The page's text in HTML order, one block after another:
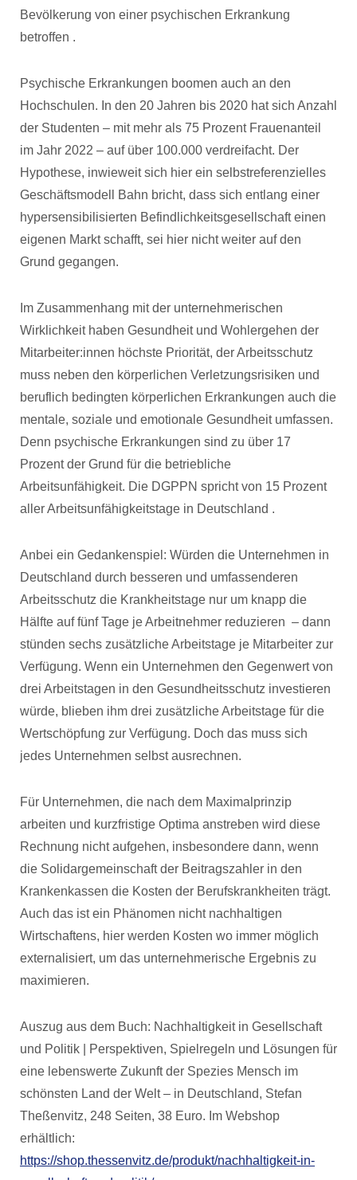
Bevölkerung von einer psychischen Erkrankung
betroffen .
Psychische Erkrankungen boomen auch an den
Hochschulen. In den 20 Jahren bis 2020 hat sich Anzahl
der Studenten – mit mehr als 75 Prozent Frauenanteil
im Jahr 2022 – auf über 100.000 verdreifacht. Der
Hypothese, inwieweit sich hier ein selbstreferenzielles
Geschäftsmodell Bahn bricht, dass sich entlang einer
hypersensibilisierten Befindlichkeitsgesellschaft einen
eigenen Markt schafft, sei hier nicht weiter auf den
Grund gegangen.
Im Zusammenhang mit der unternehmerischen
Wirklichkeit haben Gesundheit und Wohlergehen der
Mitarbeiter:innen höchste Priorität, der Arbeitsschutz
muss neben den körperlichen Verletzungsrisiken und
beruflich bedingten körperlichen Erkrankungen auch die
mentale, soziale und emotionale Gesundheit umfassen.
Denn psychische Erkrankungen sind zu über 17
Prozent der Grund für die betriebliche
Arbeitsunfähigkeit. Die DGPPN spricht von 15 Prozent
aller Arbeitsunfähigkeitstage in Deutschland .
Anbei ein Gedankenspiel: Würden die Unternehmen in
Deutschland durch besseren und umfassenderen
Arbeitsschutz die Krankheitstage nur um knapp die
Hälfte auf fünf Tage je Arbeitnehmer reduzieren – dann
stünden sechs zusätzliche Arbeitstage je Mitarbeiter zur
Verfügung. Wenn ein Unternehmen den Gegenwert von
drei Arbeitstagen in den Gesundheitsschutz investieren
würde, blieben ihm drei zusätzliche Arbeitstage für die
Wertschöpfung zur Verfügung. Doch das muss sich
jedes Unternehmen selbst ausrechnen.
Für Unternehmen, die nach dem Maximalprinzip
arbeiten und kurzfristige Optima anstreben wird diese
Rechnung nicht aufgehen, insbesondere dann, wenn
die Solidargemeinschaft der Beitragszahler in den
Krankenkassen die Kosten der Berufskrankheiten trägt.
Auch das ist ein Phänomen nicht nachhaltigen
Wirtschaftens, hier werden Kosten wo immer möglich
externalisiert, um das unternehmerische Ergebnis zu
maximieren.
Auszug aus dem Buch: Nachhaltigkeit in Gesellschaft
und Politik | Perspektiven, Spielregeln und Lösungen für
eine lebenswerte Zukunft der Spezies Mensch im
schönsten Land der Welt – in Deutschland, Stefan
Theßenvitz, 248 Seiten, 38 Euro. Im Webshop
erhältlich:
https://shop.thessenvitz.de/produkt/nachhaltigkeit-in-